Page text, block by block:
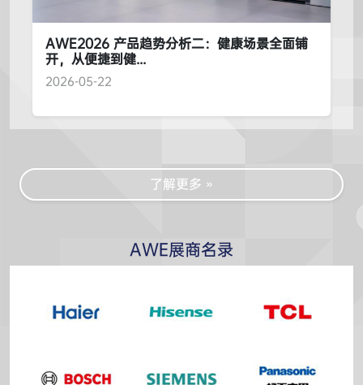
AWE2026 产品趋势分析二：健康场景全面铺
开，从便捷到健...
2026-05-22
了解更多 »
AWE展商名录